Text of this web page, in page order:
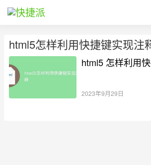
html5怎样利用快捷键实现注
html5 怎样利用
2023年9月29日